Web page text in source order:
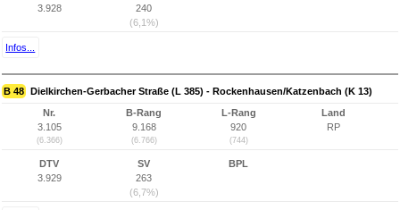
3.928
240
(6,1%)
Infos...
B 48 Dielkirchen-Gerbacher Straße (L 385) - Rockenhausen/Katzenbach (K 13)
Nr.
3.105
(6.366)
B-Rang
9.168
(6.766)
L-Rang
920
(744)
Land
RP
DTV
3.929
SV
263
(6,7%)
BPL